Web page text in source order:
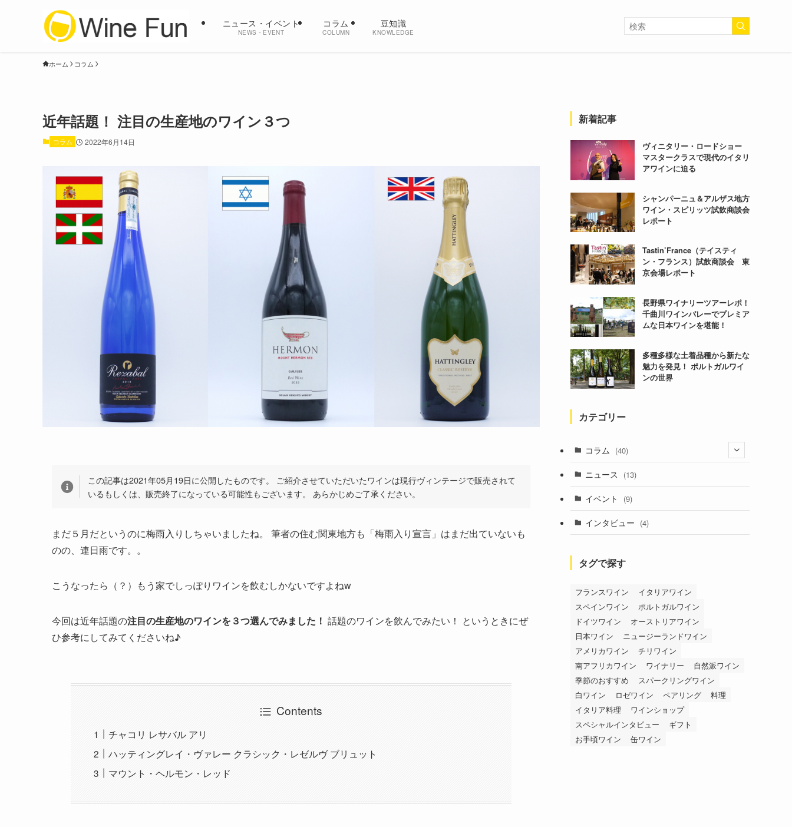
ニュース・イベント
NEWS・EVENT
コラム
COLUMN
豆知識
KNOWLEDGE
ホーム コラム
近年話題！ 注目の生産地のワイン３つ
コラム 2022年6月14日
この記事は2021年05月19日に公開したものです。 ご紹介させていただいたワインは現行ヴィンテージで販売されて
いるもしくは、販売終了になっている可能性もございます。 あらかじめご了承ください。
まだ５月だというのに梅雨入りしちゃいましたね。 筆者の住む関東地方も「梅雨入り宣言」はまだ出ていないも
のの、連日雨です。。
こうなったら（？）もう家でしっぽりワインを飲むしかないですよねw
今回は近年話題の注目の生産地のワインを３つ選んでみました！ 話題のワインを飲んでみたい！ というときにぜ
ひ参考にしてみてくださいね♪
Contents
チャコリ レサバル アリ
ハッティングレイ・ヴァレー クラシック・レゼルヴ ブリュット
マウント・ヘルモン・レッド
新着記事
ヴィニタリー・ロードショー
マスタークラスで現代のイタリ
アワインに迫る
シャンパーニュ＆アルザス地方
ワイン・スピリッツ試飲商談会
レポート
Tastin’France（テイスティ
ン・フランス）試飲商談会 東
京会場レポート
長野県ワイナリーツアーレポ！
千曲川ワインバレーでプレミア
ムな日本ワインを堪能！
多種多様な土着品種から新たな
魅力を発見！ ポルトガルワイ
ンの世界
カテゴリー
コラム (40)
(1)
(6)
ニュース (13)
イベント (9)
インタビュー (4)
タグで探す
フランスワイン
イタリアワイン
スペインワイン
ポルトガルワイン
ドイツワイン
オーストリアワイン
日本ワイン
ニュージーランドワイン
アメリカワイン
チリワイン
南アフリカワイン
ワイナリー
自然派ワイン
季節のおすすめ
スパークリングワイン
白ワイン
ロゼワイン ペアリング
料理
イタリア料理
ワインショップ
スペシャルインタビュー
ギフト
お手頃ワイン
缶ワイン